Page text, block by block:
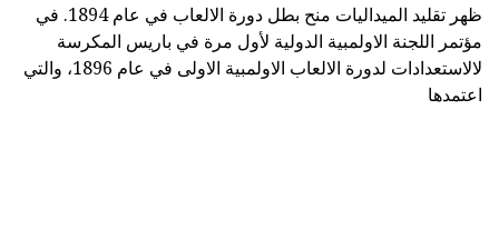
ظهر تقليد الميداليات منح بطل دورة الالعاب في عام 1894. في
مؤتمر اللجنة الاولمبية الدولية لأول مرة في باريس المكرسة
لالاستعدادات لدورة الالعاب الاولمبية الاولى في عام 1896، والتي
اعتمدها